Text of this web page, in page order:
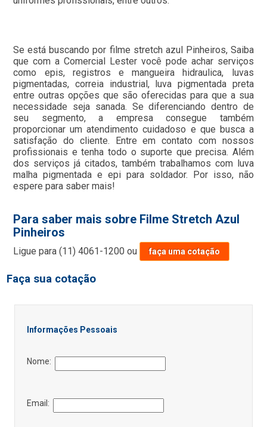
Se está buscando por filme stretch azul Pinheiros, Saiba
que com a Comercial Lester você pode achar serviços
como epis, registros e mangueira hidraulica, luvas
pigmentadas, correia industrial, luva pigmentada preta
entre outras opções que são oferecidas para que a sua
necessidade seja sanada. Se diferenciando dentro de
seu segmento, a empresa consegue também
proporcionar um atendimento cuidadoso e que busca a
satisfação do cliente. Entre em contato com nossos
profissionais e tenha todo o suporte que precisa. Além
dos serviços já citados, também trabalhamos com luva
malha pigmentada e epi para soldador. Por isso, não
espere para saber mais!
Para saber mais sobre Filme Stretch Azul
Pinheiros
Ligue para(11) 4061-1200 ou faça uma cotação
Faça sua cotação
Informações Pessoais
Nome:
Email: